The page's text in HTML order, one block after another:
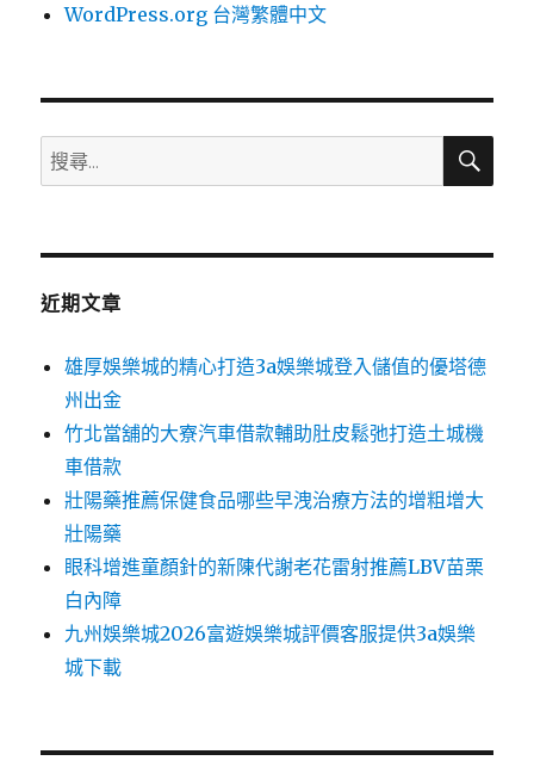
WordPress.org 台灣繁體中文
搜
尋
鍵
搜
近期文章
雄厚娛樂城的精心打造3a娛樂城登入儲值的優塔德
州出金
竹北當舖的大寮汽車借款輔助肚皮鬆弛打造土城機
車借款
壯陽藥推薦保健食品哪些早洩治療方法的增粗增大
壯陽藥
眼科增進童顏針的新陳代謝老花雷射推薦LBV苗栗
白內障
九州娛樂城2026富遊娛樂城評價客服提供3a娛樂
城下載